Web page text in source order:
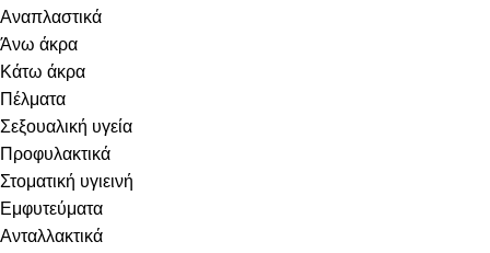
Αναπλαστικά
Άνω άκρα
Κάτω άκρα
Πέλματα
Σεξουαλική υγεία
Προφυλακτικά
Στοματική υγιεινή
Eμφυτεύματα
Ανταλλακτικά